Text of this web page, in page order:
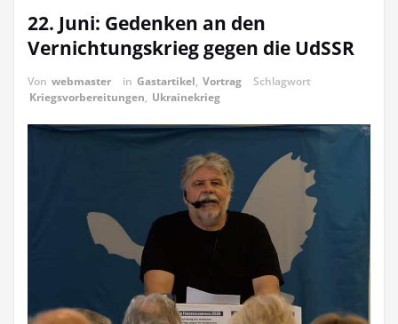
22. Juni: Gedenken an den
Vernichtungskrieg gegen die UdSSR
Von webmaster in Gastartikel, Vortrag
Schlagwort
Kriegsvorbereitungen, Ukrainekrieg